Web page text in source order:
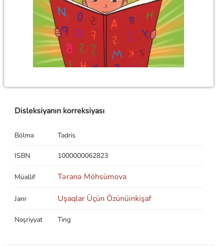
Disleksiyanın korreksiyası
Bölmə Tədris
ISBN 1000000062823
Müəllif Təranə Möhsümova
Janr Uşaqlar Üçün Özünüinkişaf
Nəşriyyat Ting